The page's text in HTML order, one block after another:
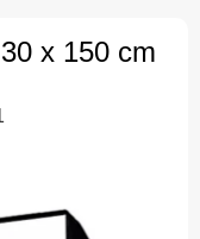
x 150 cm